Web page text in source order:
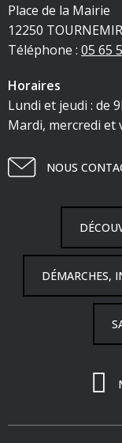
Place de la Mairie
12250
Téléphone : 05 65
Horaires
Lundi et jeudi : de
Mardi, mercredi et
NOUS
DÉMARCHES,